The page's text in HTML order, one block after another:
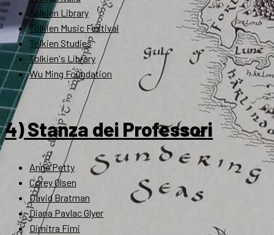
Tolkien Library
Tolkien Music Festival
Tolkien Studies
Tolkien's Library
Wu Ming Foundation
4) Stanza dei Professori
Anne Petty
Corey Olsen
David Bratman
Diana Pavlac Glyer
Dimitra Fimi